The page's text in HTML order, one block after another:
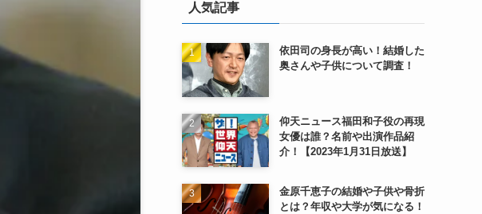
人気記事
依田司の身長が高い！結婚した
奥さんや子供について調査！
仰天ニュース福田和子役の再現
女優は誰？名前や出演作品紹
介！【2023年1月31日放送】
金原千恵子の結婚や子供や骨折
とは？年収や大学が気になる！